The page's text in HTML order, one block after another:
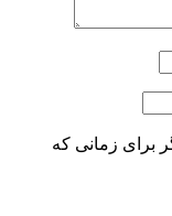
برای زمانی که